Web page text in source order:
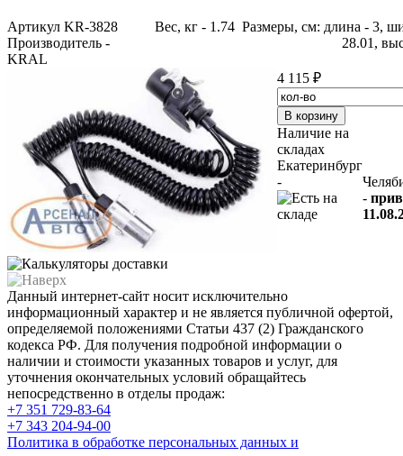
Артикул KR-3828
Производитель -
KRAL
Вес, кг - 1.74 Размеры, см: длина - 3,
28.01,
4 115 ₽
Наличие на
складах
Екатеринбург
-
-
Данный интернет-сайт носит исключительно
информационный характер и не является публичной офертой,
определяемой положениями Статьи 437 (2) Гражданского
кодекса РФ. Для получения подробной информации о
наличии и стоимости указанных товаров и услуг, для
уточнения окончательных условий обращайтесь
непосредственно в отделы продаж:
+7 351 729-83-64
+7 343 204-94-00
Политика в обработке персональных данных и